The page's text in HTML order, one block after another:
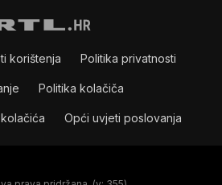
korištenja Politika privatnosti
Politika kolačiča
Opći uvjeti poslovanja